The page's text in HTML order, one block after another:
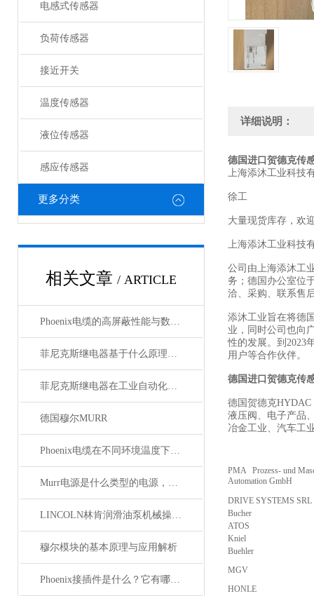
电感式传感器
负荷传感器
接近开关
温度传感器
液位传感器
感应传感器
更多分类
相关文章 / ARTICLE
Phoenix电缆的高屏蔽性能与数据传输优势
菲尼克斯继电器基于什么原理工作？
菲尼克斯继电器在工业自动化中的作用
德国穆尔MURR
Phoenix电缆在不同环境温度下的性能表现如何？
Murr电源是什么类型的电源，主要用于哪些领域？
LINCOLN林肯润滑油泵机械操作原理
穆尔模块的基本原理与应用解析
Phoenix接插件是什么？它有哪些应用？
详细说明：
德国进口贺德克传
上海添沐工业科技
徐工
大量现货库存，欢
上海添沐工业科技
公司由上海添沐工
务；德国办公室位
洽、采购、联系售
添沐工业旨在将德
业，同时公司也向
性的发展。到2023
用户等合作伙伴。
德国进口贺德克传
德国贺德克HYDAC
液压阀、电子产品
冶金工业、汽车工
PMA Prozess- und
Automation GmbH
DRIVE SYSTEMS SRL
Bucher
ATOS
Kniel
Buehler
MGV
HONLE